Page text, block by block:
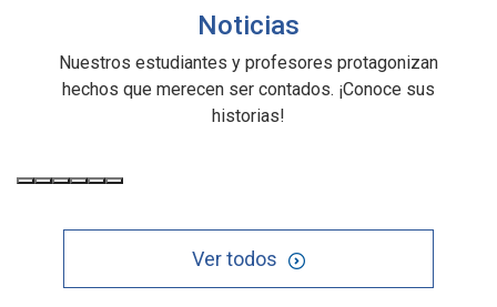
Noticias
Nuestros estudiantes y profesores protagonizan
hechos que merecen ser contados. ¡Conoce sus
historias!
Ver todos